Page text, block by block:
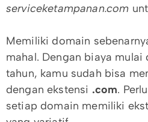
serviceketampanan.com
Memiliki domain
mahal. Dengan biaya
tahun, kamu sudah bisa
dengan ekstensi .com.
setiap domain memiliki